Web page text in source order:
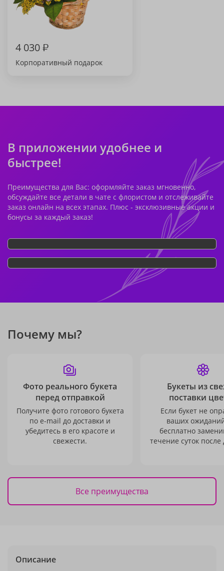
4 030₽
Корпоративный подарок
В приложении удобнее и
быстрее!
Преимущества для Вас: оформляйте заказ мгновенно,
обсуждайте все детали в чате с флористом и отслеживайте
заказ онлайн на всех этапах. Плюс - эксклюзивные акции и
бонусы за каждый заказ!
Почему мы?
Фото реального букета
перед отправкой
Получите фото готового букета
по e-mail до доставки и
убедитесь в его красоте и
свежести.
Букеты из
поставки
Если букет не
ваших
бесплатно
течение суток после
Все преимущества
Описание